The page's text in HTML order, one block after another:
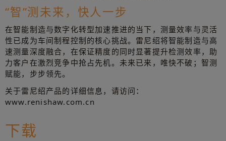
“智”测未来，快人一步
在智能制造与数字化转型加速推进的当下，测量效率与灵活
性已成为车间制程控制的核心挑战。雷尼绍将智能制造与高
速测量深度融合，在保证精度的同时显著提升检测效率，助
力客户在激烈竞争中抢占先机。未来已来，唯快不破；智测
赋能，步步领先。
关于雷尼绍产品的详细信息，请访问：
www.renishaw.com.cn
下载